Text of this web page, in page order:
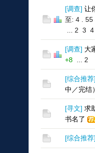
[调查] 让
至: 4 . 55
2 3 4
[调查] 大
+8
2
[综合推荐]
中／完结
[寻文] 求
书名了
[综合推荐]